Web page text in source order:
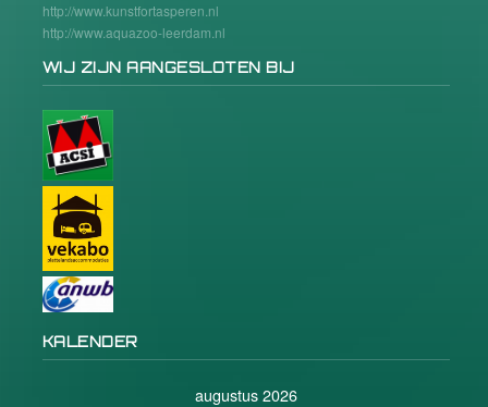
http://www.kunstfortasperen.nl
http://www.aquazoo-leerdam.nl
WIJ ZIJN AANGESLOTEN BIJ
KALENDER
augustus 2026